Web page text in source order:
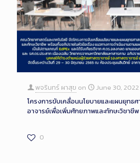
พจรินทร์ ผาสุข on
June 30, 2022
โครงการขับเคลื่อนนโยบายและแผนยุทธ
อาจารย์เพื่อเพิ่มศักยภาพและทักษะวิชาชีพ
0